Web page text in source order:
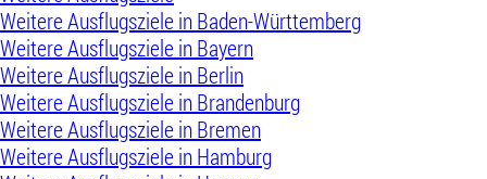
Weitere Ausflugsziele in Baden-Württemberg
Weitere Ausflugsziele in Bayern
Weitere Ausflugsziele in Berlin
Weitere Ausflugsziele in Brandenburg
Weitere Ausflugsziele in Bremen
Weitere Ausflugsziele in Hamburg